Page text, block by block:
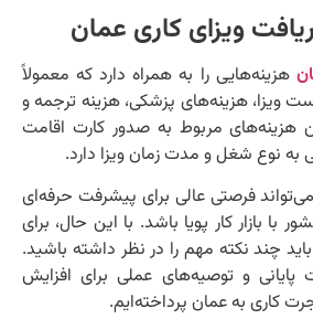
هزینه‌هایی را به همراه دارد که معمولاً
ویزا، هزینه‌های پزشکی، هزینه ترجمه و
هزینه‌های مربوط به صدور کارت اقامت
نوع شغل و مدت زمان ویزا دارد.
فرصتی عالی برای پیشرفت حرفه‌ای
با بازار کار پویا باشد. با این حال، برای
چند نکته مهم را در نظر داشته باشید.
و توصیه‌های عملی برای افزایش
کاری به عمان پرداخته‌ایم.